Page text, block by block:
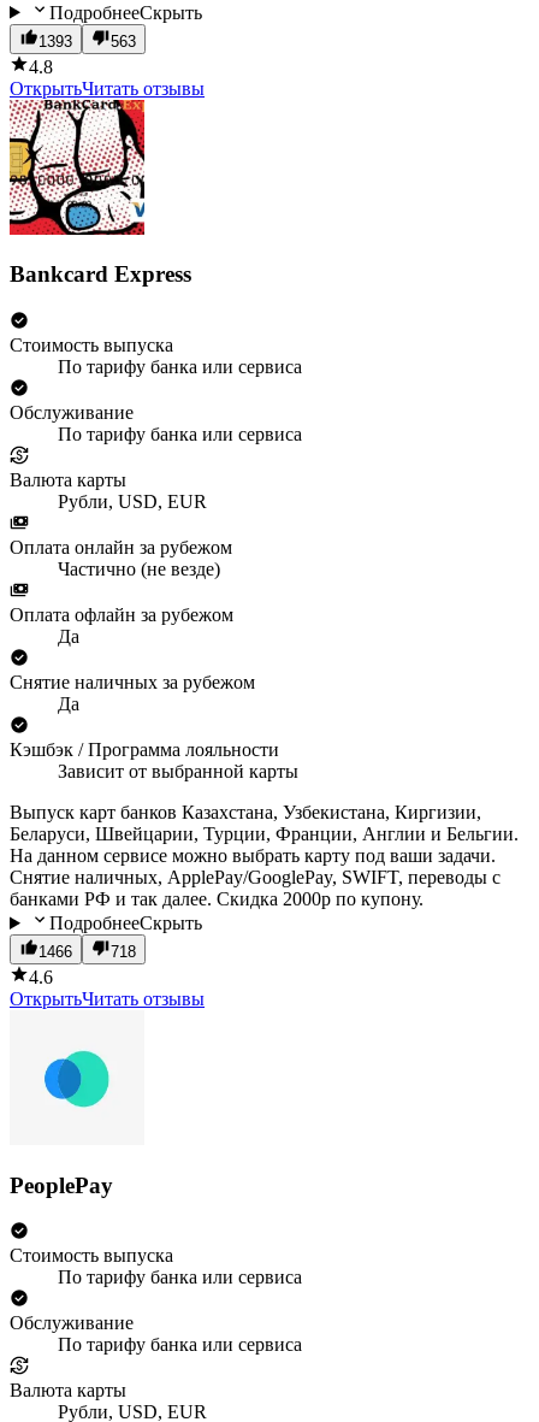
ПодробнееСкрыть
1393 563
4.8
ОткрытьЧитать отзывы
Bankcard Express
Стоимость выпуска
По тарифу банка или сервиса
Обслуживание
По тарифу банка или сервиса
Валюта карты
Рубли, USD, EUR
Оплата онлайн за рубежом
Частично (не везде)
Оплата офлайн за рубежом
Да
Снятие наличных за рубежом
Да
Кэшбэк / Программа лояльности
Зависит от выбранной карты
Выпуск карт банков Казахстана, Узбекистана, Киргизии,
Беларуси, Швейцарии, Турции, Франции, Англии и Бельгии.
На данном сервисе можно выбрать карту под ваши задачи.
Снятие наличных, ApplePay/GooglePay, SWIFT, переводы с
банками РФ и так далее. Скидка 2000р по купону.
ПодробнееСкрыть
1466 718
4.6
ОткрытьЧитать отзывы
PeoplePay
Стоимость выпуска
По тарифу банка или сервиса
Обслуживание
По тарифу банка или сервиса
Валюта карты
Рубли, USD, EUR